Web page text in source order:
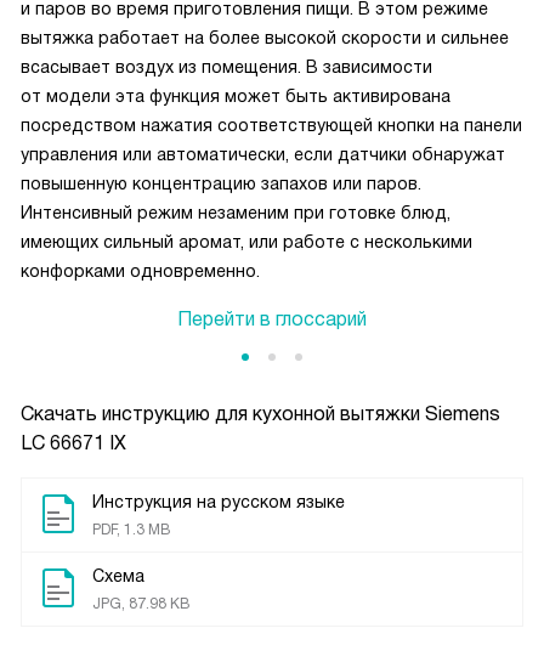
Скачать инструкцию для кухонной вытяжки Siemens
LC 66671 IX
Инструкция на русском языке
PDF, 1.3 MB
Схема
JPG, 87.98 KB
и паров во время приготовления пищи. В этом режиме
вытяжка работает на более высокой скорости и сильнее
всасывает воздух из помещения. В зависимости
от модели эта функция может быть активирована
посредством нажатия соответствующей кнопки на панели
управления или автоматически, если датчики обнаружат
повышенную концентрацию запахов или паров.
Интенсивный режим незаменим при готовке блюд,
имеющих сильный аромат, или работе с несколькими
конфорками одновременно.
Перейти в глоссарий